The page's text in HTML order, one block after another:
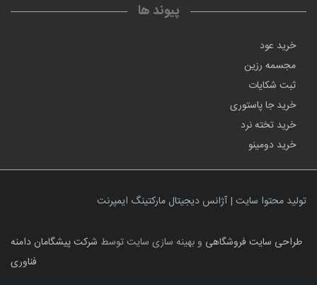
پیوند ها
خرید عود
مجسمه رزین
ثبت شکایات
خرید جا پاستوری
خرید تخته نرد
خرید دومینو
تولید محتوا سایت | آژانس دیجیتال مارکتینگ ایمپرنت
طراحی سایت فروشگاهی و بهینه سازی سایت توسط شرکت پیشگامان دامنه
فناوری